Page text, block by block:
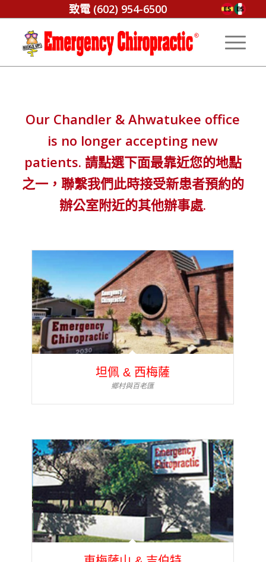
致電 (602) 954-6500
Our Chandler &Ahwatukee office
is no longer accepting new
patients. 請點選下面最靠近您的地點
之一，聯繫我們此時接受新患者預約的
辦公室附近的其他辦事處.
坦佩 & 西梅薩
鄉村與百老匯